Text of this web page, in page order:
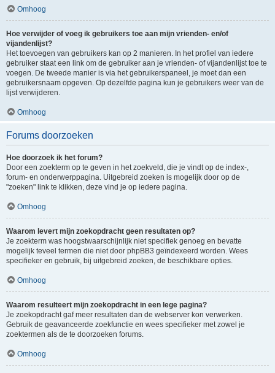
Omhoog
Hoe verwijder of voeg ik gebruikers toe aan mijn vrienden- en/of
vijandenlijst?
Het toevoegen van gebruikers kan op 2 manieren. In het profiel van iedere
gebruiker staat een link om de gebruiker aan je vrienden- of vijandenlijst toe te
voegen. De tweede manier is via het gebruikerspaneel, je moet dan een
gebruikersnaam opgeven. Op dezelfde pagina kun je gebruikers weer van de
lijst verwijderen.
Omhoog
Forums doorzoeken
Hoe doorzoek ik het forum?
Door een zoekterm op te geven in het zoekveld, die je vindt op de index-,
forum- en onderwerppagina. Uitgebreid zoeken is mogelijk door op de
"zoeken" link te klikken, deze vind je op iedere pagina.
Omhoog
Waarom levert mijn zoekopdracht geen resultaten op?
Je zoekterm was hoogstwaarschijnlijk niet specifiek genoeg en bevatte
mogelijk teveel termen die niet door phpBB3 geïndexeerd worden. Wees
specifieker en gebruik, bij uitgebreid zoeken, de beschikbare opties.
Omhoog
Waarom resulteert mijn zoekopdracht in een lege pagina?
Je zoekopdracht gaf meer resultaten dan de webserver kon verwerken.
Gebruik de geavanceerde zoekfunctie en wees specifieker met zowel je
zoektermen als de te doorzoeken forums.
Omhoog